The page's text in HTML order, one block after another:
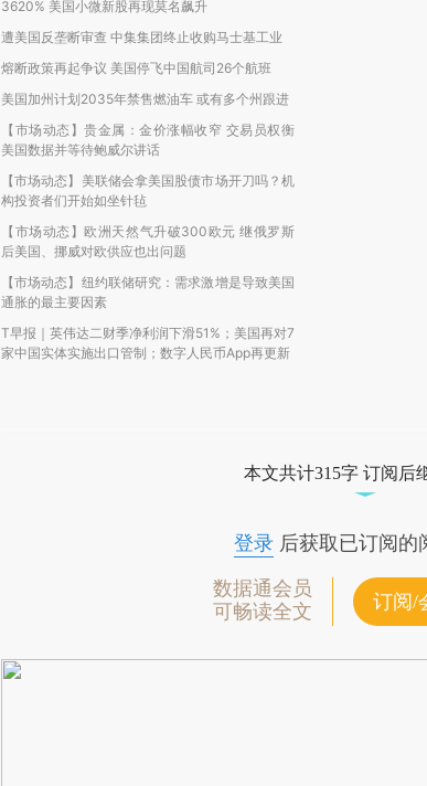
3620% 美国小微新股再现莫名飙升
遭美国反垄断审查 中集集团终止收购马士基工业
熔断政策再起争议 美国停飞中国航司26个航班
美国加州计划2035年禁售燃油车 或有多个州跟进
【市场动态】贵金属：金价涨幅收窄 交易员权衡
美国数据并等待鲍威尔讲话
【市场动态】美联储会拿美国股债市场开刀吗？机
构投资者们开始如坐针毡
【市场动态】欧洲天然气升破300欧元 继俄罗斯
后美国、挪威对欧供应也出问题
【市场动态】纽约联储研究：需求激增是导致美国
通胀的最主要因素
T早报｜英伟达二财季净利润下滑51%；美国再对7
家中国实体实施出口管制；数字人民币App再更新
本文共计315字 订阅后
登录后获取已订阅的
数据通会员
可畅读全文
订阅/